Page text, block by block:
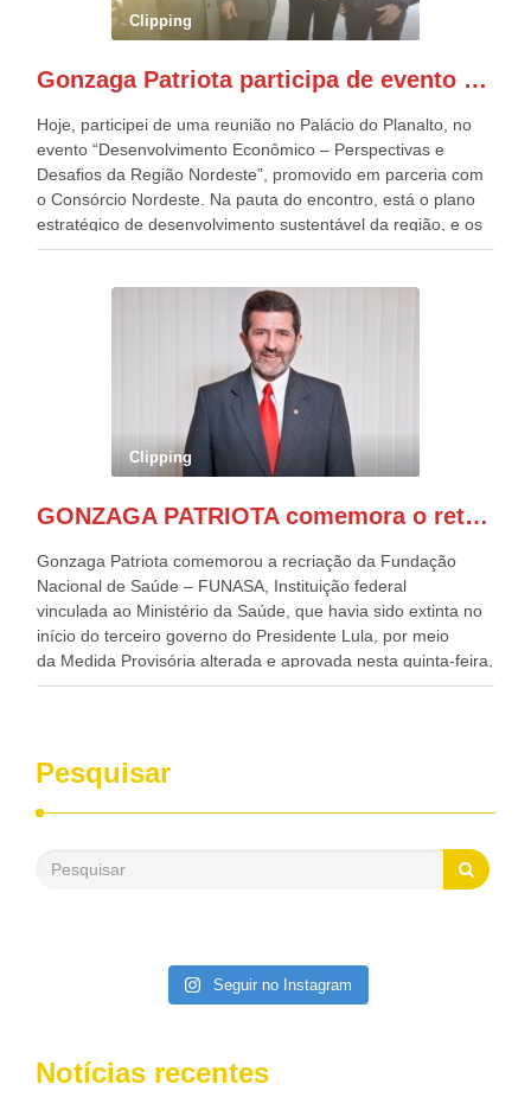
pessoas, só que o número de Patriotas Brasileiros
Independentes, dobrou na Esplanada. Eu, Lula e os
Patriota.
Clipping
Gonzaga Patriota participa de evento em prol do desenvolvimento do Nordeste
Hoje, participei de uma reunião no Palácio do Planalto, no
evento “Desenvolvimento Econômico – Perspectivas e
Desafios da Região Nordeste”, promovido em parceria com
o Consórcio Nordeste. Na pauta do encontro, está o plano
estratégico de desenvolvimento sustentável da região, e os
desafios para a elaboração de políticas públicas, que
evento contou com a presença do Vice-presidente Geraldo
Alckmin, que também ocupa o Ministério do
Desenvolvimento, Indústria, Comércio e Serviços, o ex
governador de Pernambuco, agora Presidente do Banco do
Nordeste, Paulo Câmara, o ex Deputado Federal, e
atualmente Superintendente da SUDENE, Danilo Cabral, da
Governadora de Pernambuco, Raquel Lyra, os ministros da
Casa Civil, Rui Costa, e da Integração e do Desenvolvimento
de todo Nordeste que também ajudam a fomentar o
Clipping
GONZAGA PATRIOTA comemora o retorno da FUNASA
Gonzaga Patriota comemorou a recriação da Fundação
Nacional de Saúde – FUNASA, Instituição federal
vinculada ao Ministério da Saúde, que havia sido extinta no
início do terceiro governo do Presidente Lula, por meio
da Medida Provisória alterada e aprovada nesta quinta-feira,
pelo Congresso Nacional. Gonzaga Patriota disse hoje em
desenvolvimento dos seus municípios e, somente o ano
passado, essa Fundação distribuiu mais de três bilhões de
reais, com suas maravilhosas ações, dentre alas, mais de
saneamento básico, em pequenas comunidades rurais.
Patriota disse ainda que, mesmo sem mandato,
Pesquisar
Seguir no Instagram
Notícias recentes